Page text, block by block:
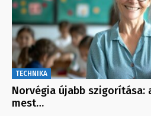
TECHNIKA
Norvégia újabb szigorítása:
mest…